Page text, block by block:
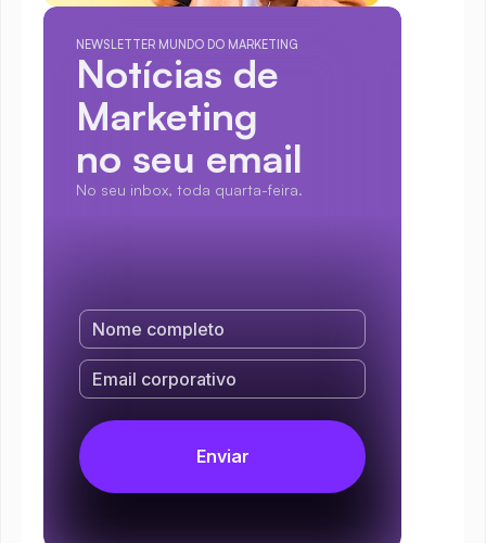
NEWSLETTER MUNDO DO MARKETING
Notícias de
Marketing
no seu email
No seu inbox, toda quarta-feira.